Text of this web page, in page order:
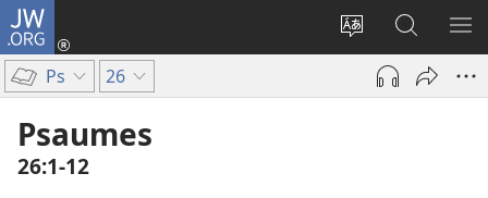
JW.ORG
Changer
langue
Se
connecter
sur
JW.ORG
Ps 26
Psaumes
26​:​1-12